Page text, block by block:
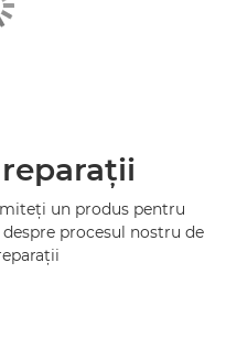
un produs pentru
procesul nostru de